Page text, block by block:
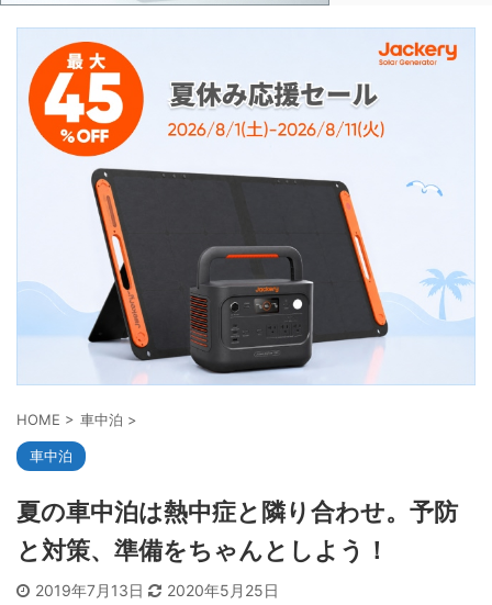
HOME > 車中泊 >
車中泊
夏の車中泊は熱中症と隣り合わせ。予防
と対策、準備をちゃんとしよう！
2019年7月13日 2020年5月25日